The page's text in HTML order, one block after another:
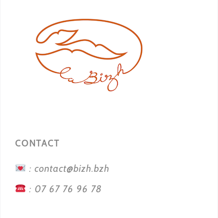
CONTACT
: contact@bizh.bzh
: 07 67 76 96 78